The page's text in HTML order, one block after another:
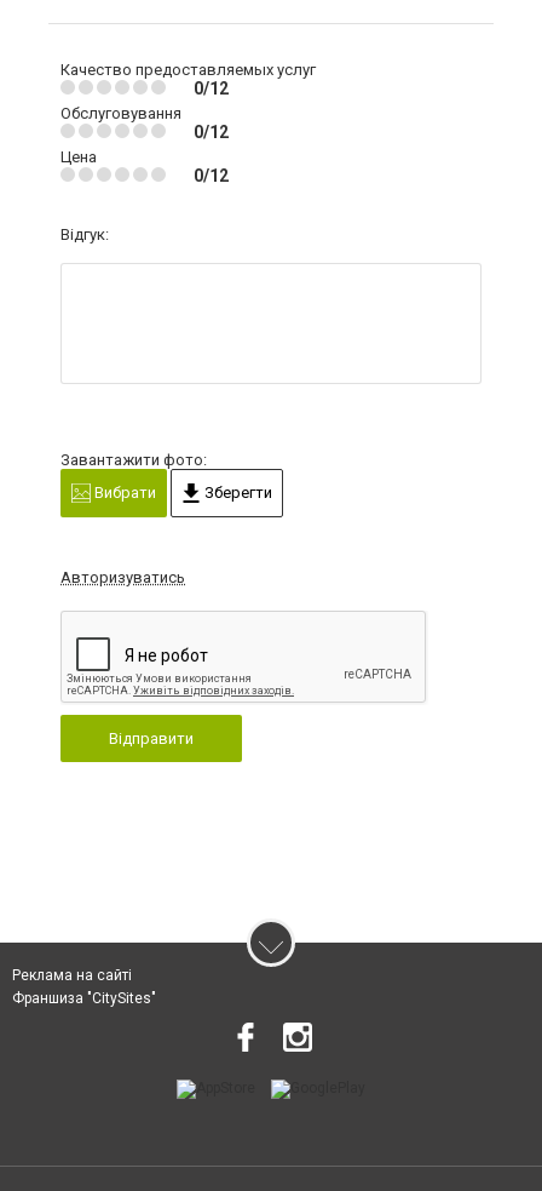
Качество предоставляемых услуг
0/12
Обслуговування
0/12
Цена
0/12
Відгук:
Завантажити фото:
Вибрати
Зберегти
Авторизуватись
Відправити
Реклама на сайті
Франшиза "CitySites"